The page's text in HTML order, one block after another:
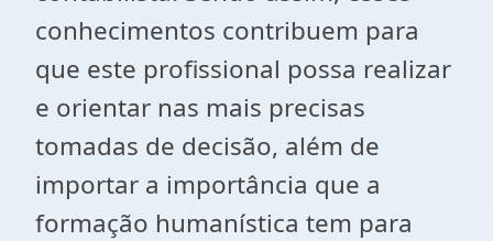
conhecimentos contribuem para
que este profissional possa realizar
e orientar nas mais precisas
tomadas de decisão, além de
importar a importância que a
formação humanística tem para